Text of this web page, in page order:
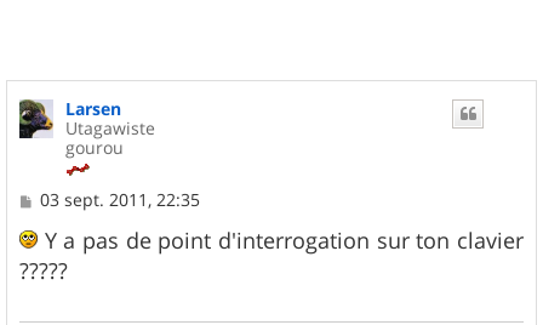
Larsen
Utagawiste
gourou
M
s
a
03 sept. 2011, 22:35
Y a pas de point d'interrogation sur ton clavier
?????